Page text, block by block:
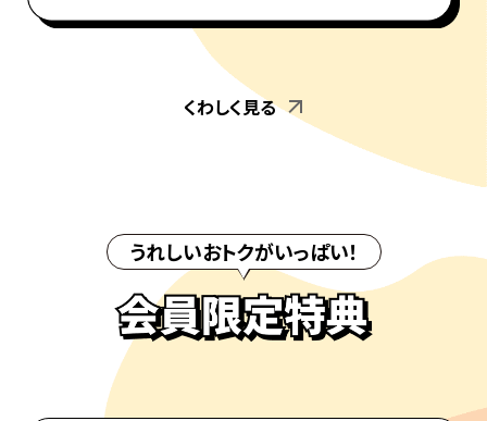
くわしく見る
うれしいおトクがいっぱい！